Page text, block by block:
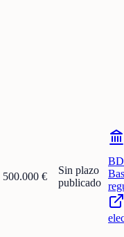
500.000 €
Sin plazo
publicado